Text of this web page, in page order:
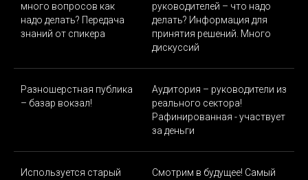
много вопросов как
надо делать? Передача
знаний от спикера
руководителей – что надо
делать? Информация для
принятия решений. Много
дискуссий
Разношерстная публика
– базар вокзал!
Аудитория – руководители из
реального сектора!
Рафинированная - участвует
за деньги
Используется старый
Смотрим в будущее! Самый